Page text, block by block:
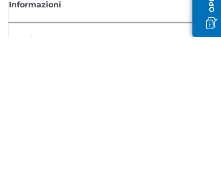
Informazioni
Acquisto